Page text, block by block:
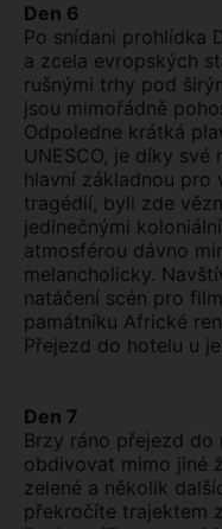
Den 6
Po snídani prohlídka
a zcela evropských
rušnými trhy pod
jsou mimořádně
Odpoledne krátká
UNESCO, je díky
hlavní základnou pro
tragédií, byli zde
jedinečnými
atmosférou dávno
melancholicky.
natáčení scén pro
památníku Africké
Přejezd do hotelu u
Den 7
Brzy ráno přejezd do
obdivovat mimo jiné
zelené a několik
překročíte trajektem